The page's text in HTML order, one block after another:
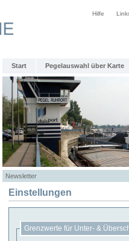
Hilfe
Start Pegelauswahl über Karte
Newsletter
Einstellungen
Grenzwerte für Unter- &